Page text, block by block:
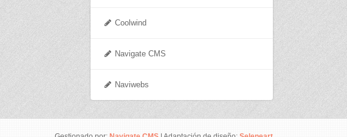
Coolwind
Navigate CMS
Naviwebs